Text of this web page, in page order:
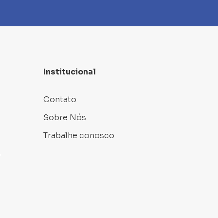
Institucional
Contato
Sobre Nós
Trabalhe conosco